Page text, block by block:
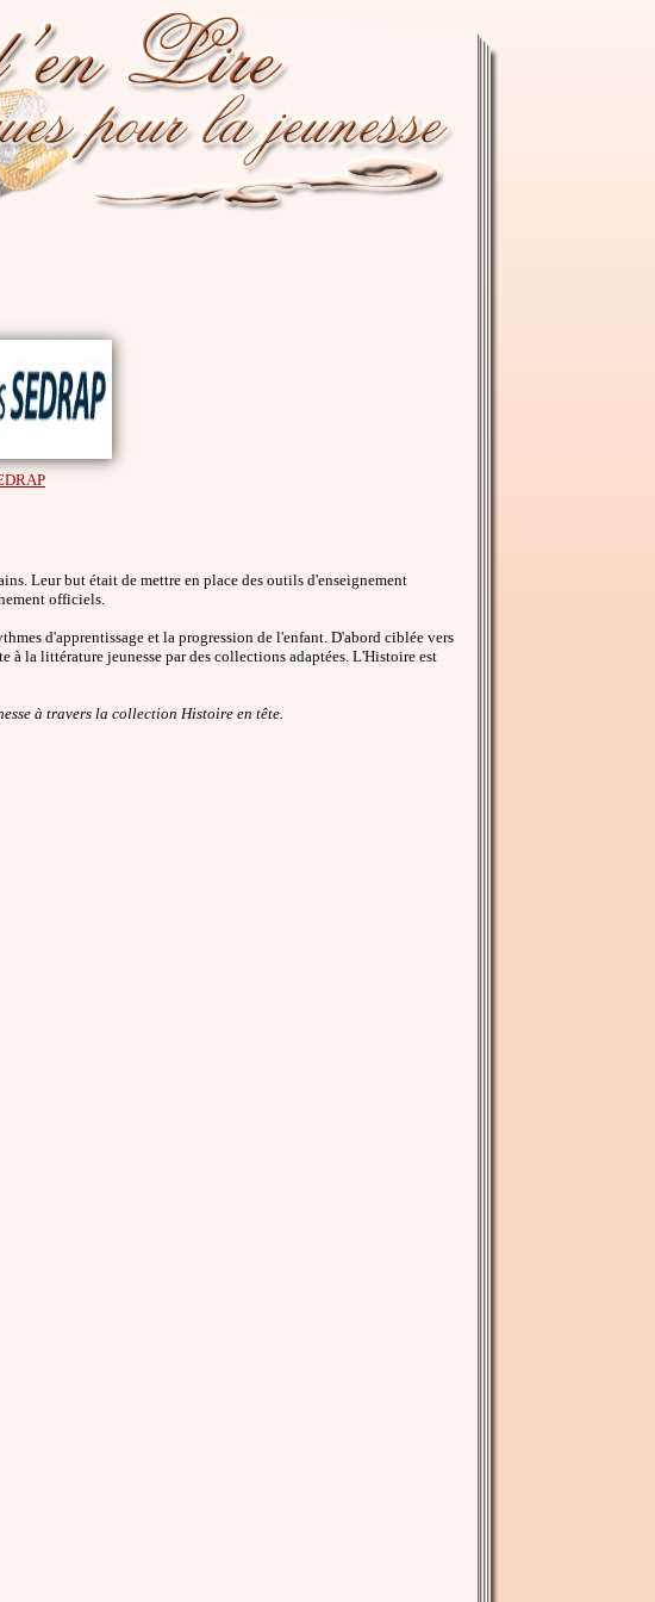
Leur but était de mettre en place des outils d'enseignement
officiels.
d'apprentissage et la progression de l'enfant. D'abord ciblée vers
à la littérature jeunesse par des collections adaptées. L'Histoire est
à travers la collection Histoire en tête.